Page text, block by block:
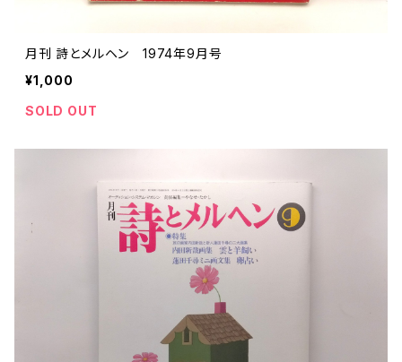
月刊 詩とメルヘン 1974年9月号
¥1,000
SOLD OUT